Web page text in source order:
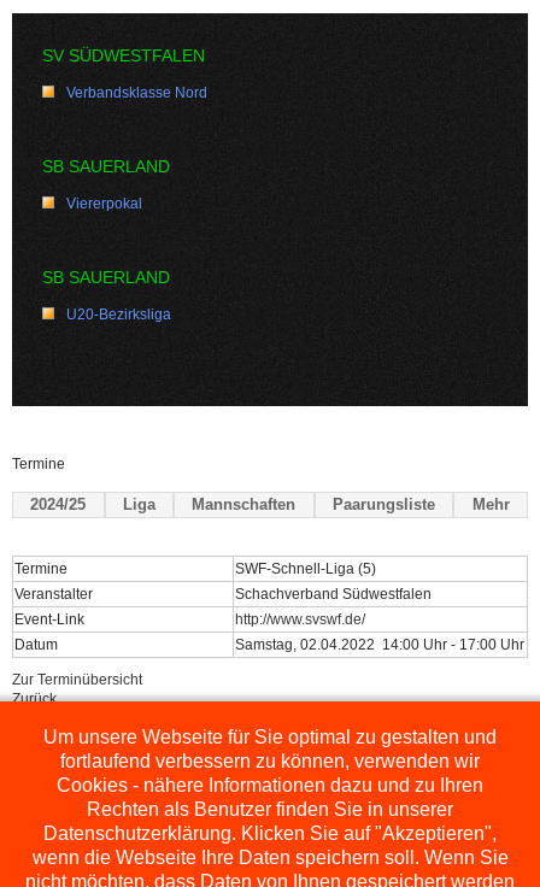
SV SÜDWESTFALEN
Verbandsklasse Nord
SB SAUERLAND
Viererpokal
SB SAUERLAND
U20-Bezirksliga
Termine
2024/25 Liga Mannschaften Paarungsliste Mehr
Termine
SWF-Schnell-Liga (5)
Veranstalter
Schachverband Südwestfalen
Event-Link
http://www.svswf.de/
Datum
Samstag, 02.04.2022 14:00 Uhr - 17:00 Uhr
Zur Terminübersicht
Zurück
Powered by ChessLeagueManager
Um unsere Webseite für Sie optimal zu gestalten und
fortlaufend verbessern zu können, verwenden wir
Cookies - nähere Informationen dazu und zu Ihren
Rechten als Benutzer finden Sie in unserer
Datenschutzerklärung. Klicken Sie auf "Akzeptieren",
wenn die Webseite Ihre Daten speichern soll. Wenn Sie
nicht möchten, dass Daten von Ihnen gespeichert werden